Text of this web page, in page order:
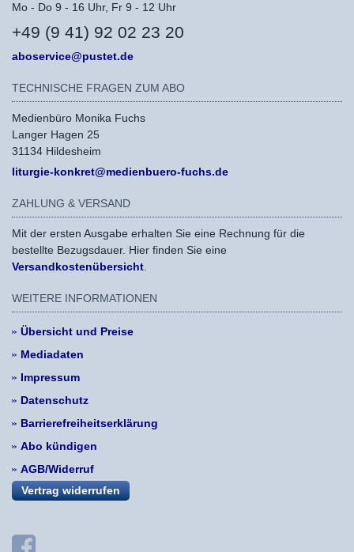
Mo - Do 9 - 16 Uhr, Fr 9 - 12 Uhr
+49 (9 41) 92 02 23 20
aboservice@pustet.de
TECHNISCHE FRAGEN ZUM ABO
Medienbüro Monika Fuchs
Langer Hagen 25
31134 Hildesheim
liturgie-konkret@medienbuero-fuchs.de
ZAHLUNG & VERSAND
Mit der ersten Ausgabe erhalten Sie eine Rechnung für die
bestellte Bezugsdauer. Hier finden Sie eine
Versandkostenübersicht
WEITERE INFORMATIONEN
Übersicht und Preise
Mediadaten
Impressum
Datenschutz
Barrierefreiheitserklärung
Abo kündigen
AGB/Widerruf
Vertrag widerrufen